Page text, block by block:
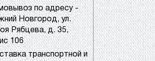
по адресу -
Новгород, ул.
Рябцева, д. 35,
106
транспортной и